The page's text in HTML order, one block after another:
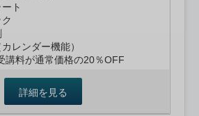
ト
レンダー機能）
講料が通常価格の20％OFF
詳細を見る